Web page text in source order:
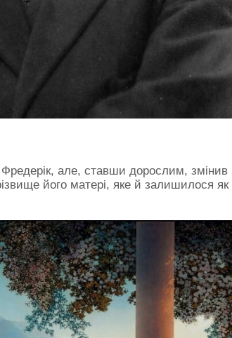
але, ставши дорослим, змінив
його матері, яке й залишилося як